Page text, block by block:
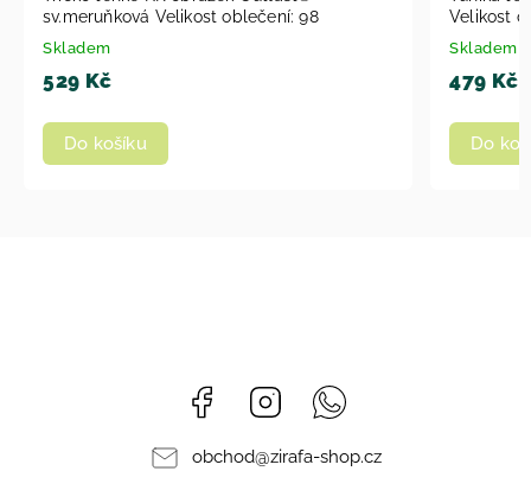
Velikost oblečení: 86
Skladem
479 Kč
Do košíku
639
Do
Facebook Instagram
obchod@zirafa-shop.cz